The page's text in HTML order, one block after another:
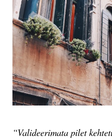
“Valideerimata pilet